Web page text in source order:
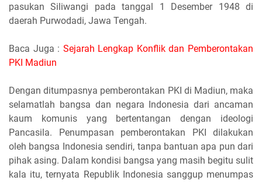
pasukan Siliwangi pada tanggal 1 Desember 1948 di
daerah Purwodadi, Jawa Tengah.
Baca Juga : Sejarah Lengkap Konflik dan Pemberontakan
PKI Madiun
Dengan ditumpasnya pemberontakan PKI di Madiun, maka
selamatlah bangsa dan negara Indonesia dari ancaman
kaum komunis yang bertentangan dengan ideologi
Pancasila. Penumpasan pemberontakan PKI dilakukan
oleh bangsa Indonesia sendiri, tanpa bantuan apa pun dari
pihak asing. Dalam kondisi bangsa yang masih begitu sulit
kala itu, ternyata Republik Indonesia sanggup menumpas